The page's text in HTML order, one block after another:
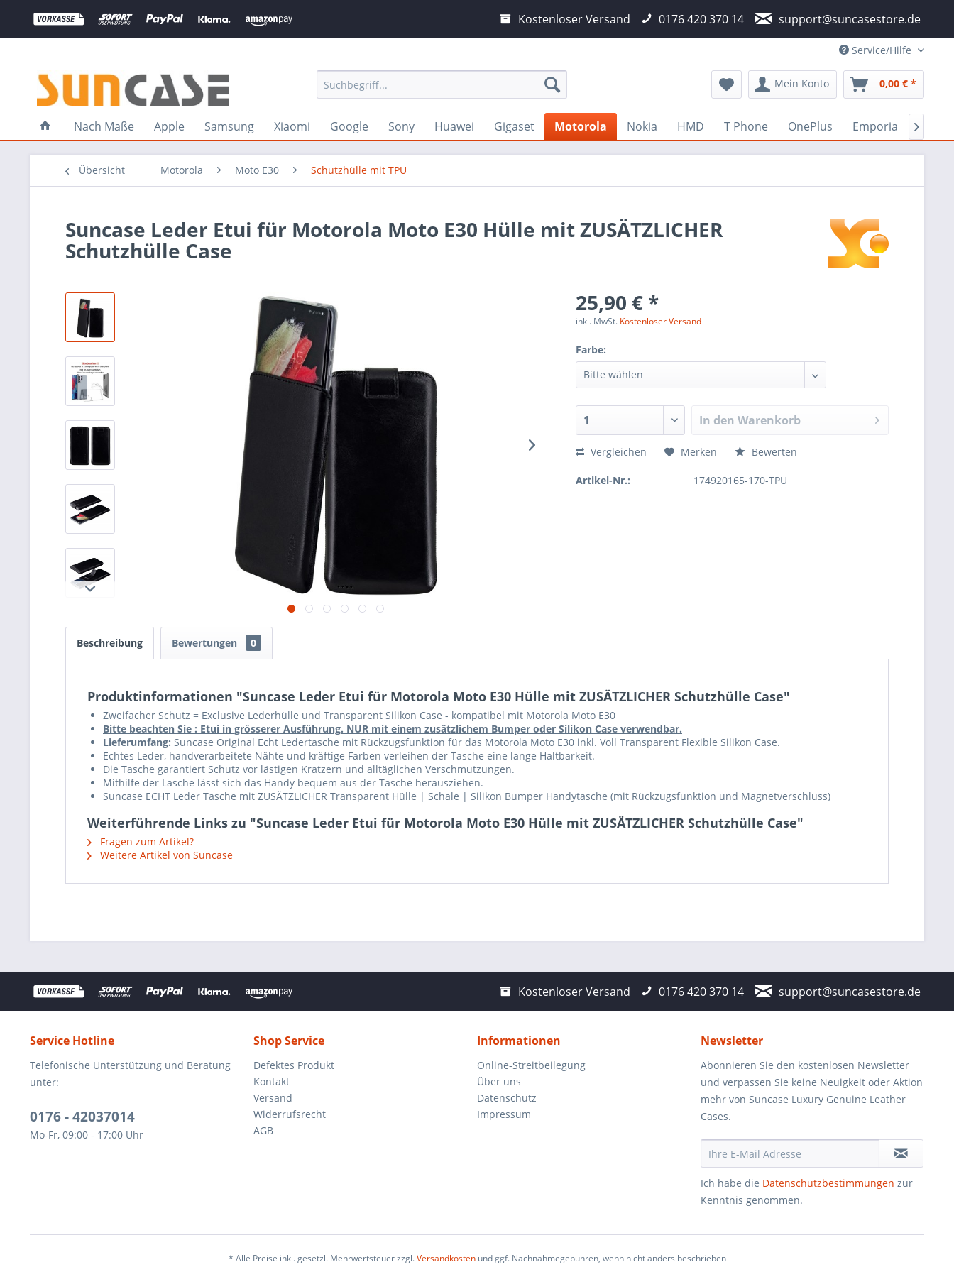
Kostenloser Versand 0176 420 370 14 support@suncasestore.de
Service/Hilfe
Mein Konto 0,00 € *
Nach Maße Apple Samsung Xiaomi Google Sony Huawei Gigaset Motorola Nokia HMD T Phone OnePlus Emporia 
Übersicht Motorola Moto E30 Schutzhülle mit TPU
Suncase Leder Etui für Motorola Moto E30 Hülle mit ZUSÄTZLICHER
Schutzhülle Case
25,90 € *
inkl. MwSt. Kostenloser Versand
Farbe:
In den Warenkorb
Vergleichen Merken Bewerten
Artikel-Nr.: 174920165-170-TPU
Beschreibung Bewertungen 0
Produktinformationen "Suncase Leder Etui für Motorola Moto E30 Hülle mit ZUSÄTZLICHER Schutzhülle Case"
Zweifacher Schutz = Exclusive Lederhülle und Transparent Silikon Case - kompatibel mit Motorola Moto E30
Bitte beachten Sie : Etui in grösserer Ausführung. NUR mit einem zusätzlichem Bumper oder Silikon Case verwendbar.
Lieferumfang: Suncase Original Echt Ledertasche mit Rückzugsfunktion für das Motorola Moto E30 inkl. Voll Transparent Flexible Silikon Case.
Echtes Leder, handverarbeitete Nähte und kräftige Farben verleihen der Tasche eine lange Haltbarkeit.
Die Tasche garantiert Schutz vor lästigen Kratzern und alltäglichen Verschmutzungen.
Mithilfe der Lasche lässt sich das Handy bequem aus der Tasche herausziehen.
Suncase ECHT Leder Tasche mit ZUSÄTZLICHER Transparent Hülle | Schale | Silikon Bumper Handytasche (mit Rückzugsfunktion und Magnetverschluss)
Weiterführende Links zu "Suncase Leder Etui für Motorola Moto E30 Hülle mit ZUSÄTZLICHER Schutzhülle Case"
Fragen zum Artikel?
Weitere Artikel von Suncase
Kostenloser Versand 0176 420 370 14 support@suncasestore.de
Service Hotline
Telefonische Unterstützung und Beratung
unter:
0176 - 42037014
Mo-Fr, 09:00 - 17:00 Uhr
Shop Service
Defektes Produkt
Kontakt
Versand
Widerrufsrecht
AGB
Informationen
Online-Streitbeilegung
Über uns
Datenschutz
Impressum
Newsletter
Abonnieren Sie den kostenlosen Newsletter
und verpassen Sie keine Neuigkeit oder Aktion
mehr von Suncase Luxury Genuine Leather
Cases.
Ich habe die Datenschutzbestimmungen zur
Kenntnis genommen.
* Alle Preise inkl. gesetzl. Mehrwertsteuer zzgl.Versandkostenund ggf. Nachnahmegebühren, wenn nicht anders beschrieben